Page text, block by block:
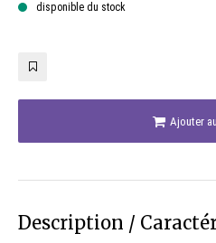
disponible du stock
Ajouter
Description /